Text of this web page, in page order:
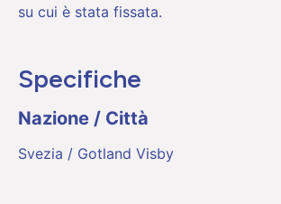
su cui è stata fissata.
Specifiche
Nazione / Città
Svezia / Gotland Visby